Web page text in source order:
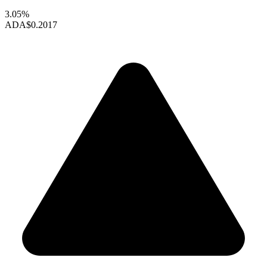
3.05%
ADA$0.2017